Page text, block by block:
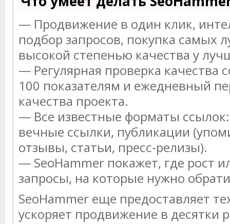
— Продвижение в один клик,
подбор запросов, покупка самых
высокой степенью качества у
— Регулярная проверка качества
100 показателям и ежедневный
качества проекта.
— Все известные форматы
вечные ссылки, публикации
отзывы, статьи, пресс-релизы).
— SeoHammer покажет, где рост
запросы, на которые нужно
SeoHammer еще предоставляет
ускоряет продвижение в десятки